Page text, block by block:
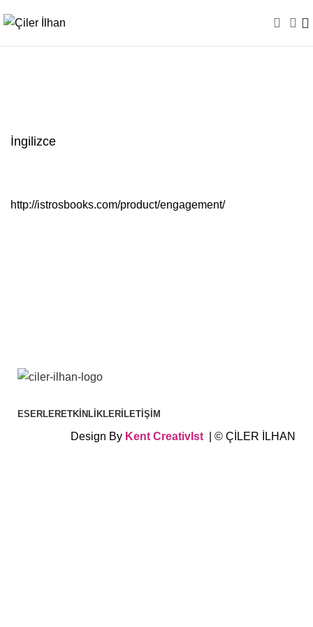
İngilizce
http://istrosbooks.com/product/engagement/
ESERLERETKINLIKLER İLETIŞIM
Design By Kent CreativIst | © ÇİLER İLHAN